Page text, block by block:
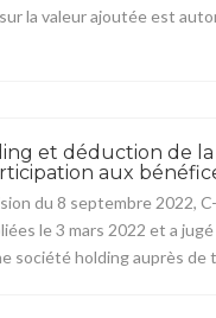
la valeur ajoutée est
et déduction de
aux
du 8 septembre 2022,
le 3 mars 2022 et a
société holding auprès de